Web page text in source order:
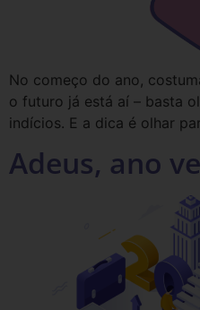
No começo do ano,
o futuro já está aí – basta
indícios. E a dica é olhar
Adeus, ano